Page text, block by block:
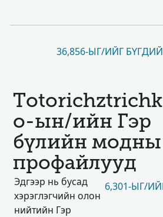
36,856-ЫГ/ИЙГ
Totorichztrichk
o-ын/ийн Гэр
бүлийн модны
профайлууд
Эдгээр нь бусад
хэрэглэгчийн олон
нийтийн Гэр
6,301-ЫГ/